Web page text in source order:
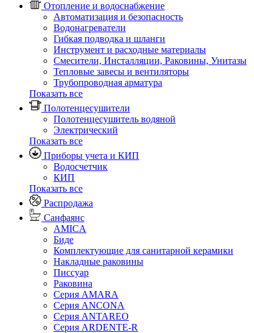
Отопление и водоснабжение
Автоматизация и безопасность
Водонагреватели
Гибкая подводка и шланги
Инструмент и расходные материалы
Смесители, Инсталляции, Раковины, Унитазы
Тепловые завесы и вентиляторы
Трубопроводная арматура
Показать все
Полотенцесушители
Полотенцесушитель водяной
Электрический
Показать все
Приборы учета и КИП
Водосчетчик
КИП
Показать все
Распродажа
Санфаянс
AMICA
Биде
Комплектующие для санитарной керамики
Накладные раковины
Писсуар
Раковина
Серия AMARA
Серия ANCONA
Серия ANTAREO
Серия ARDENTE-R